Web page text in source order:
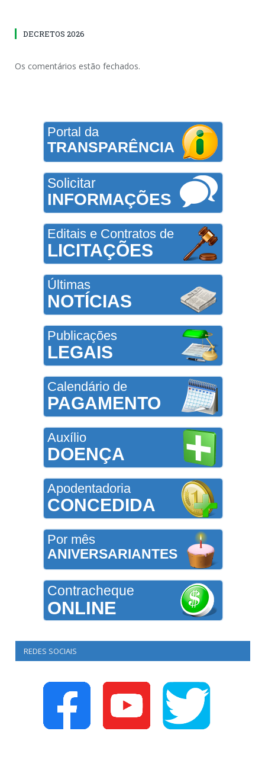
DECRETOS 2026
Os comentários estão fechados.
Portal da
TRANSPARÊNCIA
Solicitar
INFORMAÇÕES
Editais e Contratos de
LICITAÇÕES
Últimas
NOTÍCIAS
Publicações
LEGAIS
Calendário de
PAGAMENTO
Auxílio
DOENÇA
Apodentadoria
CONCEDIDA
Por mês
ANIVERSARIANTES
Contracheque
ONLINE
REDES SOCIAIS